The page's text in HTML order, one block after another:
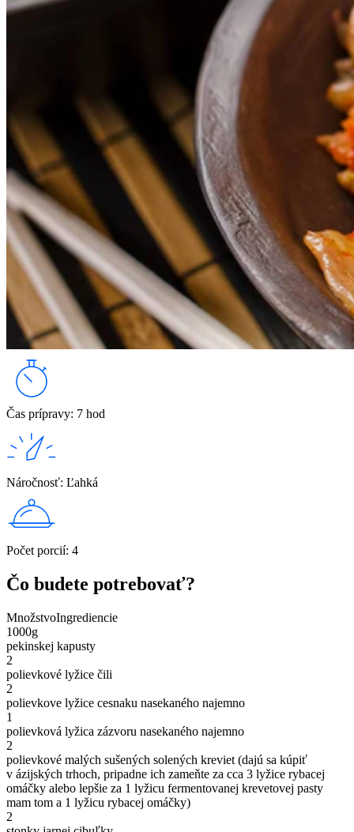
Čas prípravy: 7 hod
Náročnosť: Ľahká
Počet porcií: 4
Čo budete potrebovať?
MnožstvoIngrediencie
1000g
pekinskej kapusty
2
polievkové lyžice čili
2
polievkove lyžice cesnaku nasekaného najemno
1
polievková lyžica zázvoru nasekaného najemno
2
polievkové malých sušených solených kreviet (dajú sa kúpiť
v ázijských trhoch, pripadne ich zameňte za cca 3 lyžice rybacej
omáčky alebo lepšie za 1 lyžicu fermentovanej krevetovej pasty
mam tom a 1 lyžicu rybacej omáčky)
2